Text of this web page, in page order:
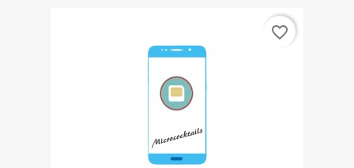
favorite_border